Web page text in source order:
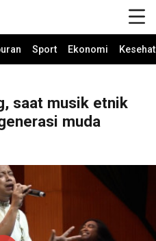
Sport Ekonomi
saat musik etnik
muda